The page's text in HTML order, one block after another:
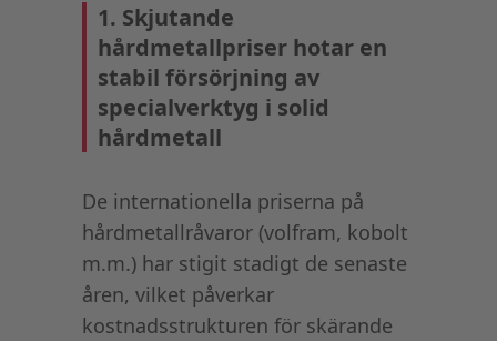
1. Skjutande
hårdmetallpriser hotar en
stabil försörjning av
specialverktyg i solid
hårdmetall
De internationella priserna på
hårdmetallråvaror (volfram, kobolt
m.m.) har stigit stadigt de senaste
åren, vilket påverkar
kostnadsstrukturen för skärande